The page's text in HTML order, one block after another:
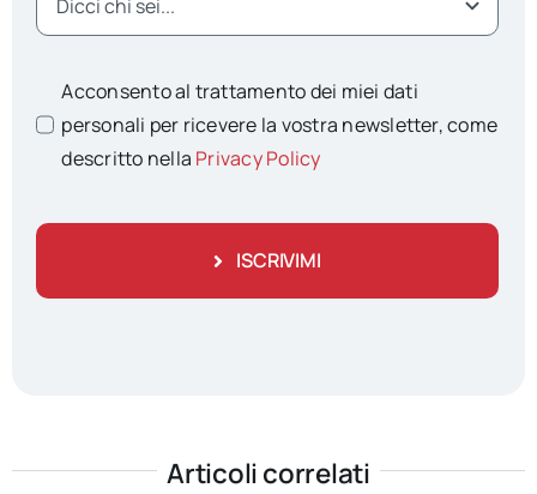
Acconsento al trattamento dei miei dati
personali per ricevere la vostra newsletter, come
descritto nella Privacy Policy
ISCRIVIMI
Articoli correlati